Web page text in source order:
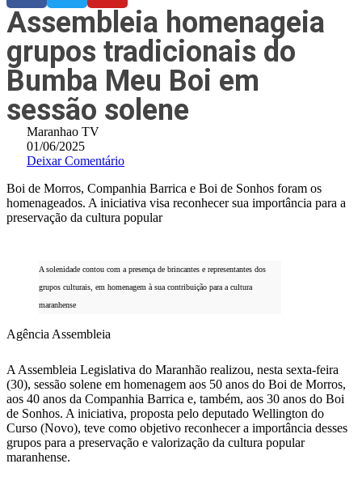
Assembleia homenageia
grupos tradicionais do
Bumba Meu Boi em
sessão solene
Maranhao TV
01/06/2025
Deixar Comentário
Boi de Morros, Companhia Barrica e Boi de Sonhos foram os
homenageados. A iniciativa visa reconhecer sua importância para a
preservação da cultura popular
A solenidade contou com a presença de brincantes e representantes dos
grupos culturais, em homenagem à sua contribuição para a cultura
maranhense
Agência Assembleia
A Assembleia Legislativa do Maranhão realizou, nesta sexta-feira
(30), sessão solene em homenagem aos 50 anos do Boi de Morros,
aos 40 anos da Companhia Barrica e, também, aos 30 anos do Boi
de Sonhos. A iniciativa, proposta pelo deputado Wellington do
Curso (Novo), teve como objetivo reconhecer a importância desses
grupos para a preservação e valorização da cultura popular
maranhense.